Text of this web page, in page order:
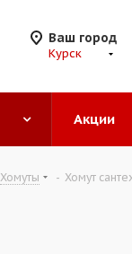
Ваш город
Курск
Акции
Хомуты - Хомут